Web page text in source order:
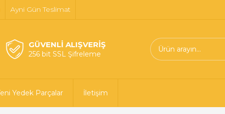
Ayni Gün Teslimat
GÜVENLİ ALIŞVERİŞ
256 bit SSL Şifreleme
Yedek Parçalar İletişim